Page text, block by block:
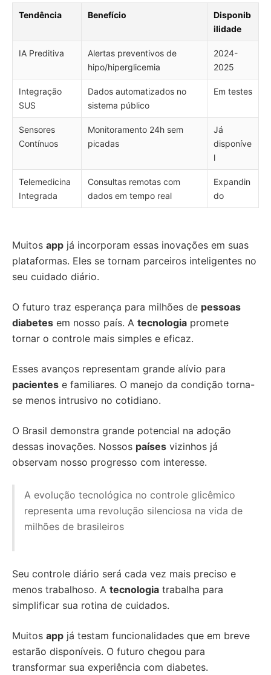
Tendência Benefício
Disponib
ilidade
IA Preditiva
Alertas preventivos de
hipo/hiperglicemia
2024-
2025
Integração
SUS
Dados automatizados no
sistema público
Em testes
Sensores
Contínuos
Monitoramento 24h sem
picadas
Já
disponíve
l
Telemedicina
Integrada
Consultas remotas com
dados em tempo real
Expandin
do
Muitos app já incorporam essas inovações em suas
plataformas. Eles se tornam parceiros inteligentes no
seu cuidado diário.
O futuro traz esperança para milhões de pessoas
diabetes em nosso país. A tecnologia promete
tornar o controle mais simples e eficaz.
Esses avanços representam grande alívio para
pacientes e familiares. O manejo da condição torna-
se menos intrusivo no cotidiano.
O Brasil demonstra grande potencial na adoção
dessas inovações. Nossos países vizinhos já
observam nosso progresso com interesse.
A evolução tecnológica no controle glicêmico
representa uma revolução silenciosa na vida de
milhões de brasileiros
Seu controle diário será cada vez mais preciso e
menos trabalhoso. A tecnologia trabalha para
simplificar sua rotina de cuidados.
Muitos app já testam funcionalidades que em breve
estarão disponíveis. O futuro chegou para
transformar sua experiência com diabetes.